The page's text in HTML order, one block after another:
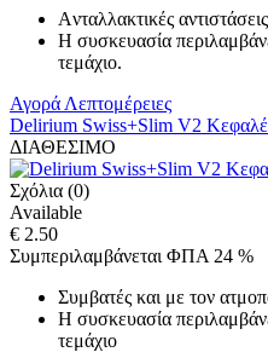
Aνταλλακτικές
Η συσκευασία
τεμάχιο.
Αγορά Λεπτομέρειες
Delirium Swiss+Slim V2
ΔΙΑΘΕΣΙΜΟ
Σχόλια (0)
Available
€ 2.50
Συμπεριλαμβάνεται ΦΠΑ 24 %
Συμβατές και με τον
Η συσκευασία
τεμάχιο